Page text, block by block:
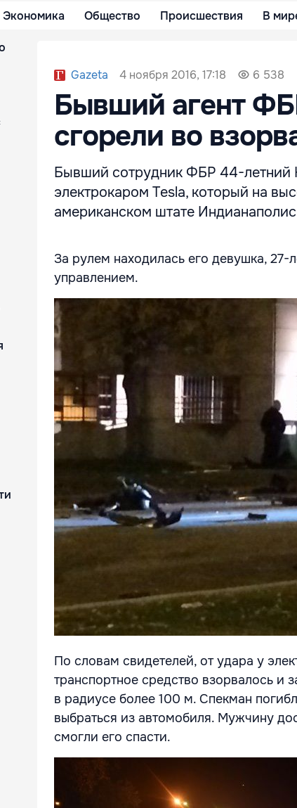
Экономика Общество Происшествия В
Gazeta 4 ноября 2016, 17:18 6 538
Бывший агент
сгорели во
Бывший сотрудник ФБР 44-летний
электрокаром Tesla, который на
американском штате
За рулем находилась его девушка, 27-
управлением.
По словам свидетелей, от удара у
транспортное средство взорвалось и
в радиусе более 100 м. Спекман
выбраться из автомобиля. Мужчину
смогли его спасти.